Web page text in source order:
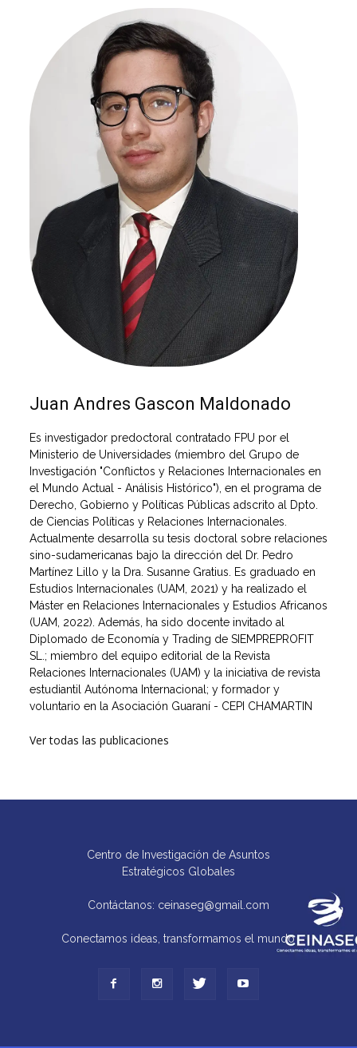
Juan Andres Gascon Maldonado
Es investigador predoctoral contratado FPU por el
Ministerio de Universidades (miembro del Grupo de
Investigación "Conflictos y Relaciones Internacionales en
el Mundo Actual - Análisis Histórico"), en el programa de
Derecho, Gobierno y Políticas Públicas adscrito al Dpto.
de Ciencias Políticas y Relaciones Internacionales.
Actualmente desarrolla su tesis doctoral sobre relaciones
sino-sudamericanas bajo la dirección del Dr. Pedro
Martínez Lillo y la Dra. Susanne Gratius. Es graduado en
Estudios Internacionales (UAM, 2021) y ha realizado el
Máster en Relaciones Internacionales y Estudios Africanos
(UAM, 2022). Además, ha sido docente invitado al
Diplomado de Economía y Trading de SIEMPREPROFIT
SL.; miembro del equipo editorial de la Revista
Relaciones Internacionales (UAM) y la iniciativa de revista
estudiantil Autónoma Internacional; y formador y
voluntario en la Asociación Guaraní - CEPI CHAMARTIN
Ver todas las publicaciones
Centro de Investigación de Asuntos
Estratégicos Globales
Contáctanos: ceinaseg@gmail.com
Conectamos ideas, transformamos el mundo